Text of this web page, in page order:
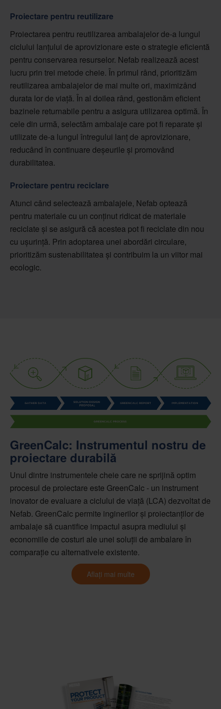
Proiectare pentru reutilizare
Proiectarea pentru reutilizarea ambalajelor de-a lungul
ciclului lanțului de aprovizionare este o strategie eficientă
pentru conservarea resurselor. Nefab realizează acest
lucru prin trei metode cheie. În primul rând, prioritizăm
reutilizarea ambalajelor de mai multe ori, maximizând
durata lor de viață. În al doilea rând, gestionăm eficient
bazinele returnabile pentru a asigura utilizarea optimă. În
cele din urmă, selectăm ambalaje care pot fi reparate și
utilizate de-a lungul întregului lanț de aprovizionare,
reducând în continuare deșeurile și promovând
durabilitatea.
Proiectare pentru reciclare
Atunci când selectează ambalajele, Nefab optează
pentru materiale cu un conținut ridicat de materiale
reciclate și se asigură că acestea pot fi reciclate din nou
cu ușurință. Prin adoptarea unei abordări circulare,
prioritizăm sustenabilitatea și contribuim la un viitor mai
ecologic.
GreenCalc: Instrumentul nostru de
proiectare durabilă
Unul dintre instrumentele cheie care ne sprijină optim
procesul de proiectare este GreenCalc - un instrument
inovator de evaluare a ciclului de viață (LCA) dezvoltat de
Nefab. GreenCalc permite inginerilor și proiectanților de
ambalaje să cuantifice impactul asupra mediului și
economiile de costuri ale unei soluții de ambalare în
comparație cu alternativele existente.
Aflați mai multe